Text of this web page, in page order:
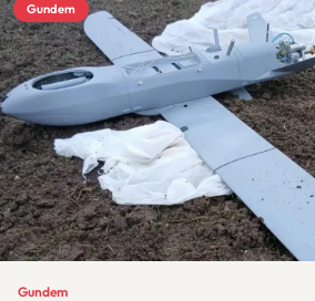
Gundem
Gundem